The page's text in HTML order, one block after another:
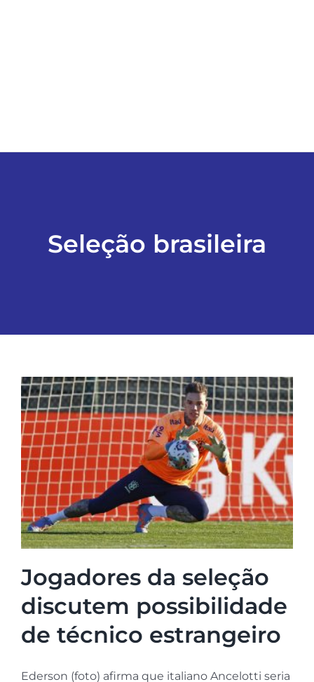
EDIÇÕES EM PDF
Seleção brasileira
Jogadores da seleção
discutem possibilidade
de técnico estrangeiro
Ederson (foto) afirma que italiano Ancelotti seria